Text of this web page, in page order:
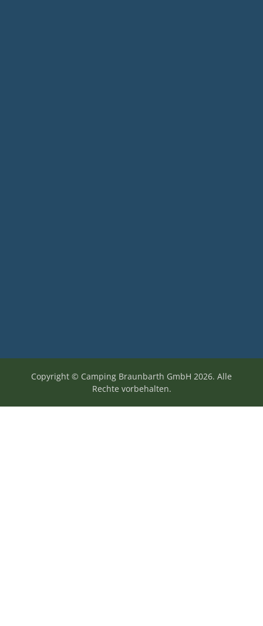
Copyright © Camping Braunbarth GmbH 2026. Alle
Rechte vorbehalten.